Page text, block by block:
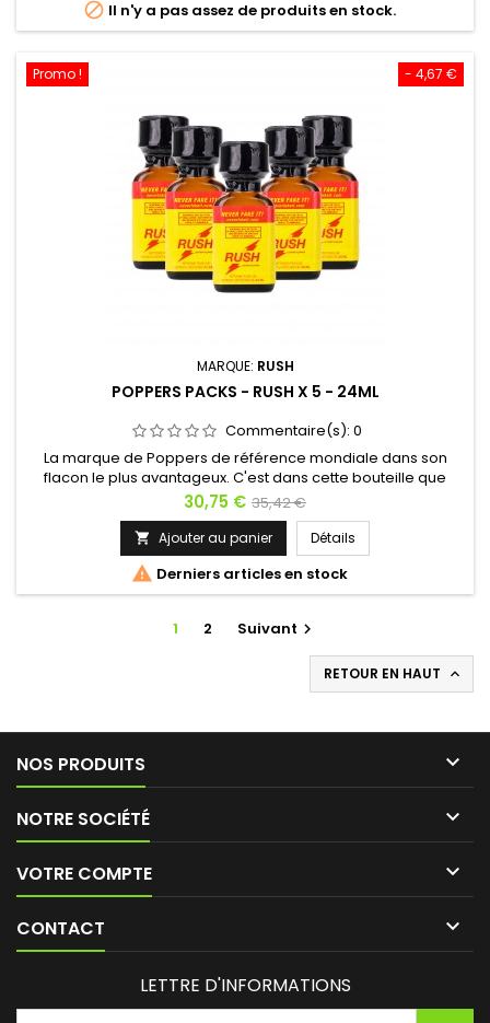
Aussi bien pour le sexe...
 Il n'y a pas assez de produits en stock.
- 4,67 €
Promo !
MARQUE: RUSH
POPPERS PACKS - RUSH X 5 - 24ML
Commentaire(s): 0
La marque de Poppers de référence mondiale dans son
flacon le plus avantageux. C'est dans cette bouteille que
le stimulant sexuel Poppers Rush est le moins cher.
Captain Rush a disparu de l'étiquette, mais le jaune du Rush
original reste comme marque de repère. Le Poppers
Rush est idéal pour une bonne décontraction anal et pour
lever les dernières...
Prix
30,75 € Prix
de
base
35,42 €
 Ajouter au panier Détails
 Derniers articles en stock
1 2 Suivant 
RETOUR EN HAUT 
NOS PRODUITS 
NOTRE SOCIÉTÉ 
VOTRE COMPTE 
CONTACT 
LETTRE D'INFORMATIONS